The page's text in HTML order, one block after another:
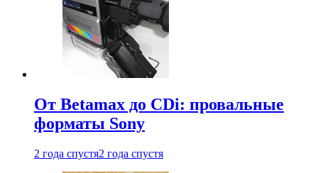
От Betamax до CDi: провальные
форматы Sony
2 года спустя2 года спустя